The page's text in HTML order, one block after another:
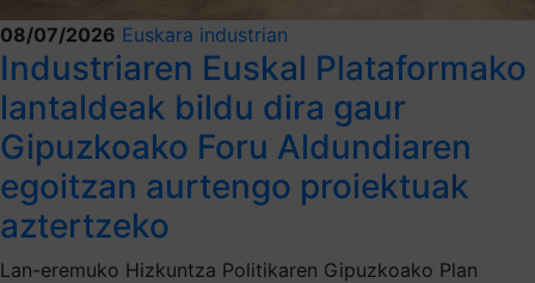
08/07/2026 Euskara industrian
Industriaren Euskal Plataformako
lantaldeak bildu dira gaur
Gipuzkoako Foru Aldundiaren
egoitzan aurtengo proiektuak
aztertzeko
Lan-eremuko Hizkuntza Politikaren Gipuzkoako Plan